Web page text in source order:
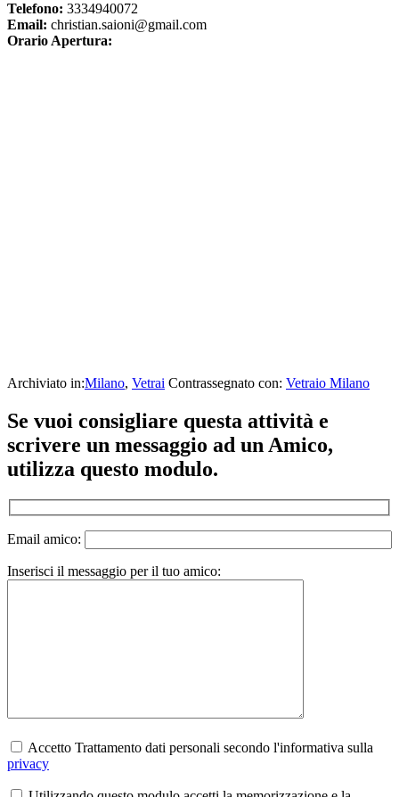
Telefono: 3334940072
Email: christian.saioni@gmail.com
Orario Apertura:
Archiviato in:Milano, Vetrai Contrassegnato con: Vetraio Milano
Se vuoi consigliare questa attività e
scrivere un messaggio ad un Amico,
utilizza questo modulo.
Email amico:
Inserisci il messaggio per il tuo amico:
Accetto Trattamento dati personali secondo l'informativa sulla
privacy